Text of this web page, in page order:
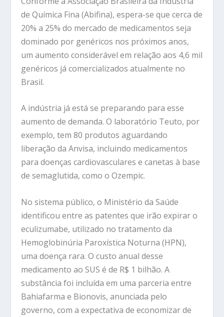
de Química Fina (Abifina), espera-se que cerca de
20% a 25% do mercado de medicamentos seja
dominado por genéricos nos próximos anos,
um aumento considerável em relação aos 4,6 mil
genéricos já comercializados atualmente no
Brasil.
A indústria já está se preparando para esse
aumento de demanda. O laboratório Teuto, por
exemplo, tem 80 produtos aguardando
liberação da Anvisa, incluindo medicamentos
para doenças cardiovasculares e canetas à base
de semaglutida, como o Ozempic.
No sistema público, o Ministério da Saúde
identificou entre as patentes que irão expirar o
eculizumabe, utilizado no tratamento da
Hemoglobinúria Paroxística Noturna (HPN),
uma doença rara. O custo anual desse
medicamento ao SUS é de R$ 1 bilhão. A
substância foi incluída em uma parceria entre
Bahiafarma e Bionovis, anunciada pelo
governo, com a expectativa de economizar de